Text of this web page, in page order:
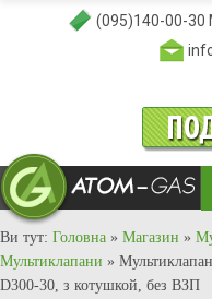
(095)140-00-30
Ви тут: Головна » Магазин »
Мультиклапани »
D300-30, з котушкой, без ВЗП